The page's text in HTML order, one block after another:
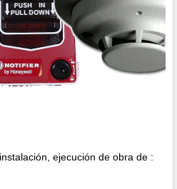
ejecución de obra de :